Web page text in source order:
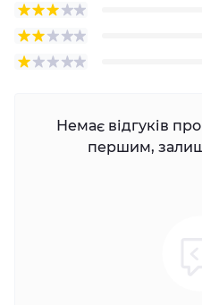
Немає відгуків
першим,